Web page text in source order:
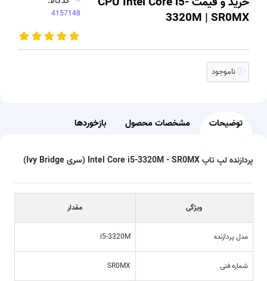
3320M | SR0MX
ناموجود
توضیحات مشخصات محصول بازخوردها
پردازنده لپ تاپ Intel Core i5-3320M - SR0MX (سری Ivy Bridge)
ویژگی مقدار
مدل پردازنده i5-3320M
شماره فنی SR0MX